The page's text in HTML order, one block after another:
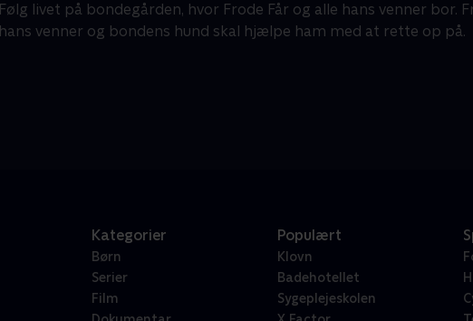
Følg livet på bondegården, hvor Frode Får og alle hans venner
hans venner og bondens hund skal hjælpe ham med at rette op på.
Kategorier
Børn
Serier
Film
Populært
Klovn
Badehotellet
Sygeplejeskolen